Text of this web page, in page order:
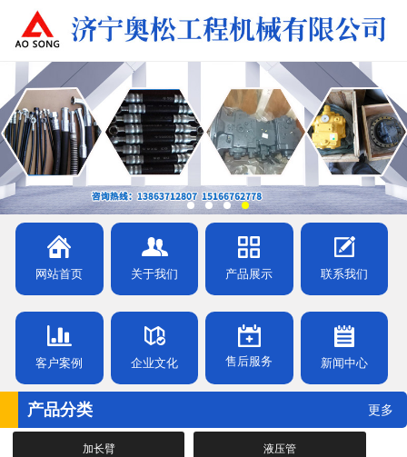
网站首页 关于我们 产品展示 联系我们
客户案例 企业文化 售后服务 新闻中心
产品分类 更多
加长臂 液压管